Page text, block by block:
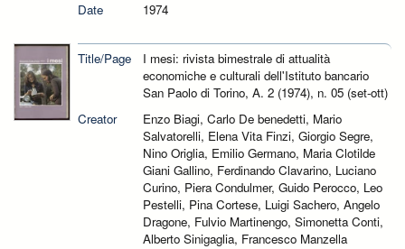
Date
1974
Title/Page
I mesi: rivista bimestrale di attualità
economiche e culturali dell'Istituto bancario
San Paolo di Torino, A. 2 (1974), n. 05 (set-ott)
Creator
Enzo Biagi, Carlo De benedetti, Mario
Salvatorelli, Elena Vita Finzi, Giorgio Segre,
Nino Origlia, Emilio Germano, Maria Clotilde
Giani Gallino, Ferdinando Clavarino, Luciano
Curino, Piera Condulmer, Guido Perocco, Leo
Pestelli, Pina Cortese, Luigi Sachero, Angelo
Dragone, Fulvio Martinengo, Simonetta Conti,
Alberto Sinigaglia, Francesco Manzella